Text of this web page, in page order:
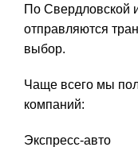
По Свердловской
отправляются
выбор.
Чаще всего мы
компаний:
Экспресс-авто